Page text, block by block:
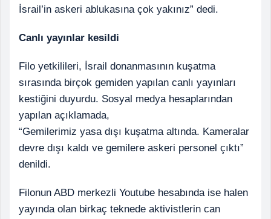
İsrail’in askeri ablukasına çok yakınız” dedi.
Canlı yayınlar kesildi
Filo yetkilileri, İsrail donanmasının kuşatma
sırasında birçok gemiden yapılan canlı yayınları
kestiğini duyurdu. Sosyal medya hesaplarından
yapılan açıklamada,
“Gemilerimiz yasa dışı kuşatma altında. Kameralar
devre dışı kaldı ve gemilere askeri personel çıktı”
denildi.
Filonun ABD merkezli Youtube hesabında ise halen
yayında olan birkaç teknede aktivistlerin can